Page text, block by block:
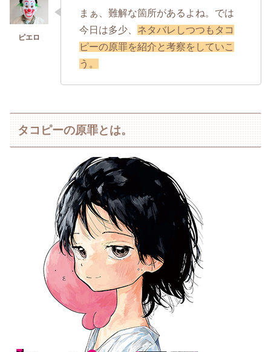
まぁ、難解な箇所があるよね。では
今日は多少、 ネタバレしつつもタコ
ピーの原罪を紹介と考察をしていこ
う。
タコピーの原罪とは。